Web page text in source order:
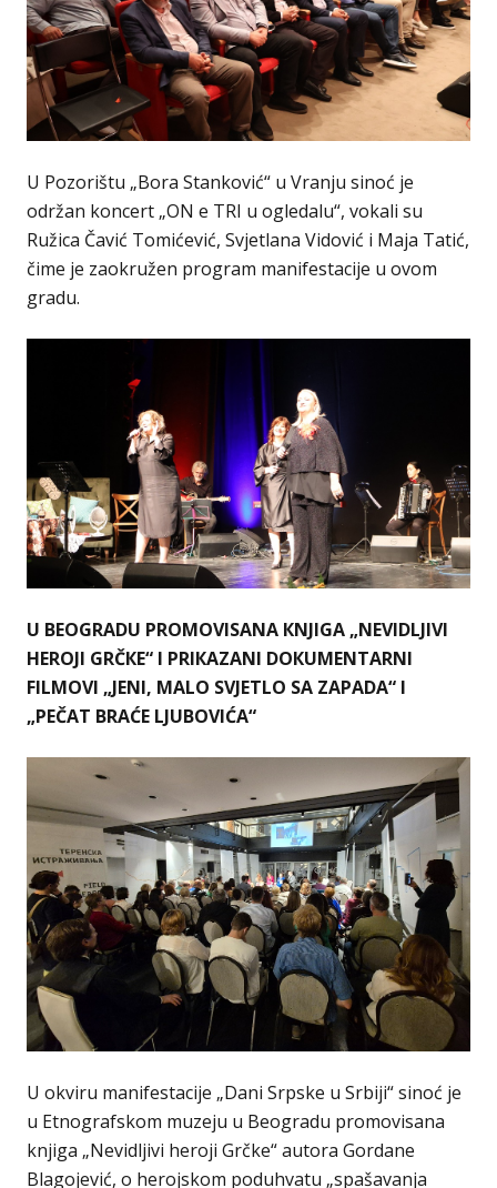
U Pozorištu „Bora Stanković“ u Vranju sinoć je
održan koncert „ON e TRI u ogledalu“, vokali su
Ružica Čavić Tomićević, Svjetlana Vidović i Maja Tatić,
čime je zaokružen program manifestacije u ovom
gradu.
U BEOGRADU PROMOVISANA КNJIGA „NEVIDLJIVI
HEROJI GRČКE“ I PRIКAZANI DOКUMENTARNI
FILMOVI „JENI, MALO SVJETLO SA ZAPADA“ I
„PEČAT BRAĆE LJUBOVIĆA“
U okviru manifestacije „Dani Srpske u Srbiji“ sinoć je
u Etnografskom muzeju u Beogradu promovisana
knjiga „Nevidljivi heroji Grčke“ autora Gordane
Blagojević, o herojskom poduhvatu „spašavanja